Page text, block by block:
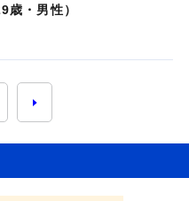
歳・男性）